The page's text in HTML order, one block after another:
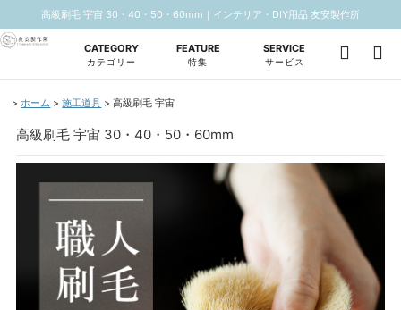
高級刷毛 宇宙 30・40・50・60mm｜インテリア・DIY用品 友安製作所
CATEGORY
カテゴリー
FEATURE
特集
SERVICE
サービス
ホーム 施工道具 高級刷毛 宇宙
高級刷毛 宇宙 30・40・50・60mm